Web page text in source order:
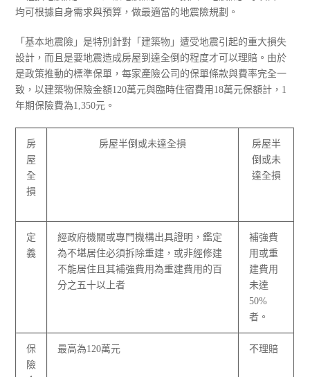
均可根據自身需求與預算，做最適當的地震險規劃。
「基本地震險」是特別針對「建築物」遭受地震引起的重大損失
設計，而且是要地震造成房屋到達全倒的程度才可以理賠。由於
是政策推動的標準保單，每家產險公司的保單條款與費率完全一
致，以建築物保險金額120萬元與臨時住宿費用18萬元保額計，1
年期保險費為1,350元。
房
屋
全
損
房屋半倒或未達全損
房屋半
倒或未
達全損
定
義
經政府機關或專門機構出具證明，鑑定
為不堪居住必須拆除重建，或非經修建
不能居住且其補強費用為重建費用的百
分之五十以上者
補強費
用或重
建費用
未達
50%
者。
保
險
最高為120萬元 不理賠